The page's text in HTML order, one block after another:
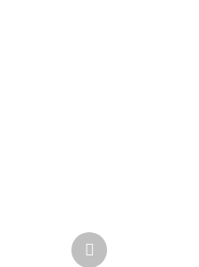
Další
produkt